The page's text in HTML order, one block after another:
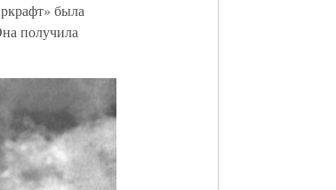
была
получила